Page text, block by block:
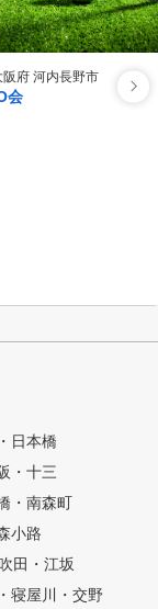
阪府 河内長野市
会
日本橋
・十三
・南森町
小路
吹田・江坂
寝屋川・交野